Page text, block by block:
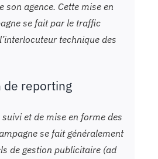
son agence. Cette mise en
se fait par le traffic
technique des
de reporting
et de mise en forme des
se fait généralement
de gestion publicitaire (ad